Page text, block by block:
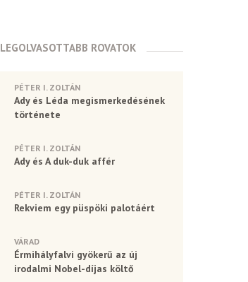
LEGOLVASOTTABB ROVATOK
PÉTER I. ZOLTÁN
Ady és Léda megismerkedésének
története
PÉTER I. ZOLTÁN
Ady és A duk-duk affér
PÉTER I. ZOLTÁN
Rekviem egy püspöki palotáért
VÁRAD
Érmihályfalvi gyökerű az új
irodalmi Nobel-díjas költő